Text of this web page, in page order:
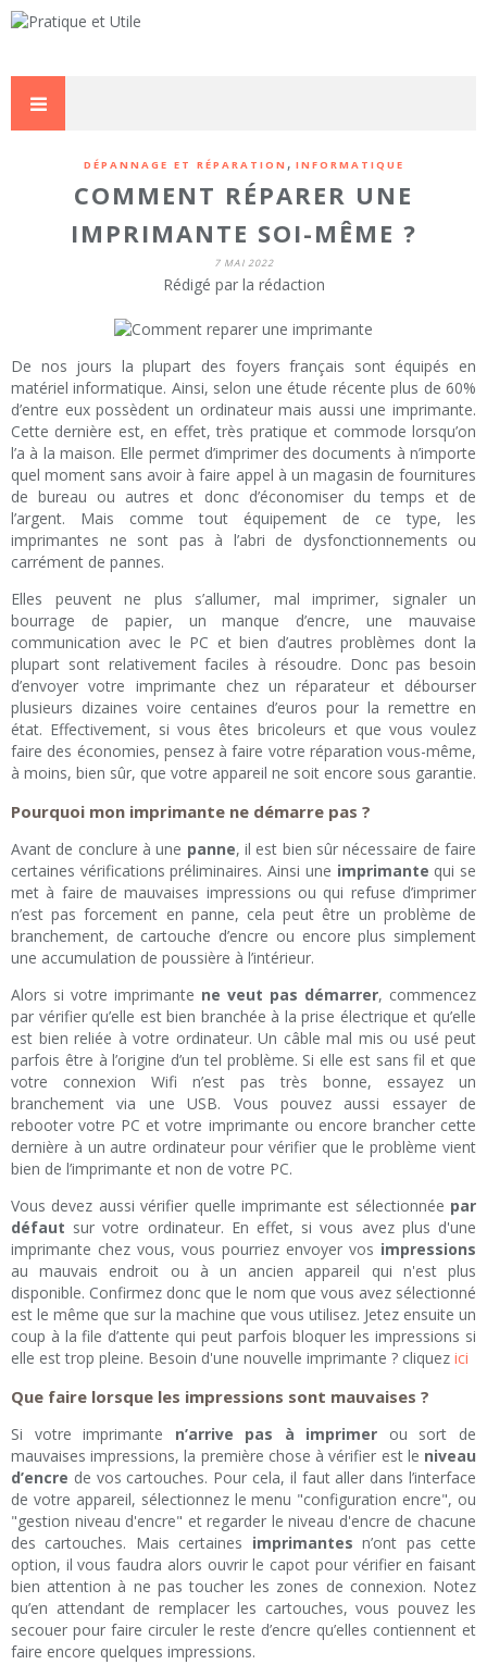
DÉPANNAGE ET RÉPARATION , INFORMATIQUE
COMMENT RÉPARER UNE
IMPRIMANTE SOI-MÊME ?
7 MAI 2022
Rédigé par la rédaction
De nos jours la plupart des foyers français sont équipés en
matériel informatique. Ainsi, selon une étude récente plus de 60%
d’entre eux possèdent un ordinateur mais aussi une imprimante.
Cette dernière est, en effet, très pratique et commode lorsqu’on
l’a à la maison. Elle permet d’imprimer des documents à n’importe
quel moment sans avoir à faire appel à un magasin de fournitures
de bureau ou autres et donc d’économiser du temps et de
l’argent. Mais comme tout équipement de ce type, les
imprimantes ne sont pas à l’abri de dysfonctionnements ou
carrément de pannes.
Elles peuvent ne plus s’allumer, mal imprimer, signaler un
bourrage de papier, un manque d’encre, une mauvaise
communication avec le PC et bien d’autres problèmes dont la
plupart sont relativement faciles à résoudre. Donc pas besoin
d’envoyer votre imprimante chez un réparateur et débourser
plusieurs dizaines voire centaines d’euros pour la remettre en
état. Effectivement, si vous êtes bricoleurs et que vous voulez
faire des économies, pensez à faire votre réparation vous-même,
à moins, bien sûr, que votre appareil ne soit encore sous garantie.
Pourquoi mon imprimante ne démarre pas ?
Avant de conclure à une panne, il est bien sûr nécessaire de faire
certaines vérifications préliminaires. Ainsi une imprimante qui se
met à faire de mauvaises impressions ou qui refuse d’imprimer
n’est pas forcement en panne, cela peut être un problème de
branchement, de cartouche d’encre ou encore plus simplement
une accumulation de poussière à l’intérieur.
Alors si votre imprimante ne veut pas démarrer, commencez
par vérifier qu’elle est bien branchée à la prise électrique et qu’elle
est bien reliée à votre ordinateur. Un câble mal mis ou usé peut
parfois être à l’origine d’un tel problème. Si elle est sans fil et que
votre connexion Wifi n’est pas très bonne, essayez un
branchement via une USB. Vous pouvez aussi essayer de
rebooter votre PC et votre imprimante ou encore brancher cette
dernière à un autre ordinateur pour vérifier que le problème vient
bien de l’imprimante et non de votre PC.
Vous devez aussi vérifier quelle imprimante est sélectionnée par
défaut sur votre ordinateur. En effet, si vous avez plus d'une
imprimante chez vous, vous pourriez envoyer vos impressions
au mauvais endroit ou à un ancien appareil qui n'est plus
disponible. Confirmez donc que le nom que vous avez sélectionné
est le même que sur la machine que vous utilisez. Jetez ensuite un
coup à la file d’attente qui peut parfois bloquer les impressions si
elle est trop pleine. Besoin d'une nouvelle imprimante ? cliquez ici
Que faire lorsque les impressions sont mauvaises ?
Si votre imprimante n’arrive pas à imprimer ou sort de
mauvaises impressions, la première chose à vérifier est le niveau
d’encre de vos cartouches. Pour cela, il faut aller dans l’interface
de votre appareil, sélectionnez le menu "configuration encre", ou
"gestion niveau d'encre" et regarder le niveau d'encre de chacune
des cartouches. Mais certaines imprimantes n’ont pas cette
option, il vous faudra alors ouvrir le capot pour vérifier en faisant
bien attention à ne pas toucher les zones de connexion. Notez
qu’en attendant de remplacer les cartouches, vous pouvez les
secouer pour faire circuler le reste d’encre qu’elles contiennent et
faire encore quelques impressions.